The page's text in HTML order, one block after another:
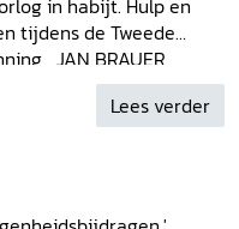
tijdens de Tweede
JAN BRAUER,
Klostersturm. Religieuzen
nazistaat langs de
Tweede
L. Heer is goed met
tijdens de Tweede
Lees verder